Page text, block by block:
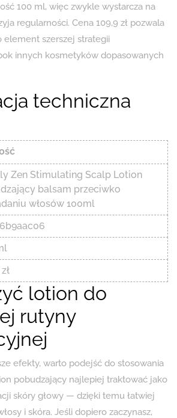
100 ml, więc zwykle wystarcza na
regularności. Cena 109,9 zł pozwala
element szerszej strategii
innych kosmetyków dopasowanych
techniczna
Zen Stimulating Scalp Lotion
balsam przeciwko
włosów 100ml
lotion do
rutyny
efekty, warto podejść do stosowania
pobudzający najlepiej traktować jako
skóry głowy — dzięki temu łatwiej
i skóra. Jeśli dopiero zaczynasz,